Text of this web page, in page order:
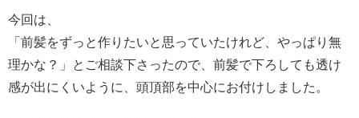
今回は、
「前髪をずっと作りたいと思っていたけれど、やっぱり無
理かな？」とご相談下さったので、前髪で下ろしても透け
感が出にくいように、頭頂部を中心にお付けしました。